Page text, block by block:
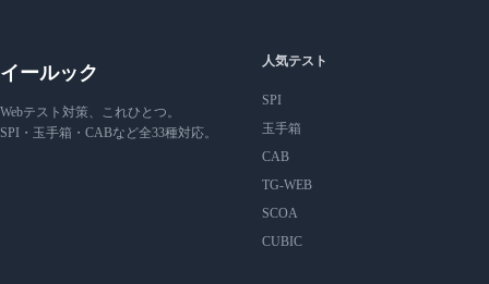
イールック
Webテスト対策、これひとつ。
SPI・玉手箱・CABなど全33種対応。
人気テスト
SPI
玉手箱
CAB
TG-WEB
SCOA
CUBIC